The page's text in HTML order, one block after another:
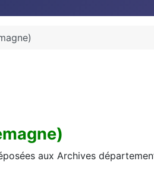
aux Archives